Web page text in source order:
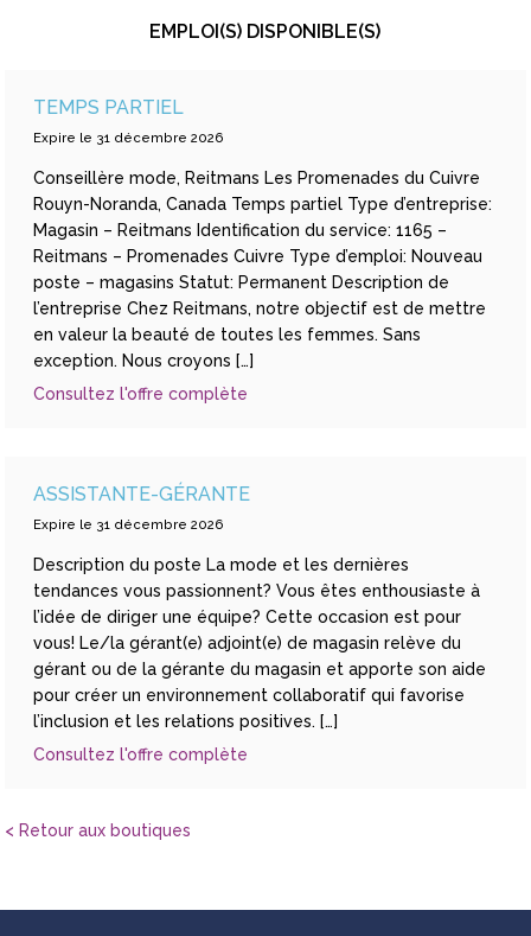
EMPLOI(S) DISPONIBLE(S)
TEMPS PARTIEL
Expire le 31 décembre 2026
Conseillère mode, Reitmans Les Promenades du Cuivre
Rouyn-Noranda, Canada Temps partiel Type d’entreprise:
Magasin – Reitmans Identification du service: 1165 –
Reitmans – Promenades Cuivre Type d’emploi: Nouveau
poste – magasins Statut: Permanent Description de
l’entreprise Chez Reitmans, notre objectif est de mettre
en valeur la beauté de toutes les femmes. Sans
exception. Nous croyons […]
Consultez l'offre complète
ASSISTANTE-GÉRANTE
Expire le 31 décembre 2026
Description du poste La mode et les dernières
tendances vous passionnent? Vous êtes enthousiaste à
l’idée de diriger une équipe? Cette occasion est pour
vous! Le/la gérant(e) adjoint(e) de magasin relève du
gérant ou de la gérante du magasin et apporte son aide
pour créer un environnement collaboratif qui favorise
l’inclusion et les relations positives. […]
Consultez l'offre complète
< Retour aux boutiques